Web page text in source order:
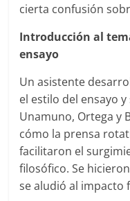
cierta confusión
Introducción al
ensayo
Un asistente
el estilo del ensayo
Unamuno, Ortega y
cómo la prensa
facilitaron el
filosófico. Se
se aludió al impacto